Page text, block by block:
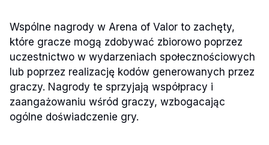
Wspólne nagrody w Arena of Valor to zachęty,
które gracze mogą zdobywać zbiorowo poprzez
uczestnictwo w wydarzeniach społecznościowych
lub poprzez realizację kodów generowanych przez
graczy. Nagrody te sprzyjają współpracy i
zaangażowaniu wśród graczy, wzbogacając
ogólne doświadczenie gry.